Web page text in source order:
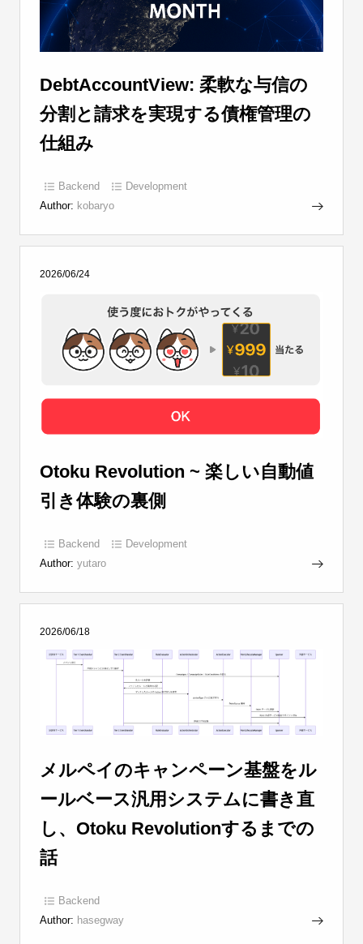
DebtAccountView: 柔軟な与信の
分割と請求を実現する債権管理の
仕組み
Backend
Development
Author: kobaryo
2026/06/24
Otoku Revolution ~ 楽しい自動値
引き体験の裏側
Backend
Development
Author: yutaro
2026/06/18
メルペイのキャンペーン基盤をル
ールベース汎用システムに書き直
し、Otoku Revolutionするまでの
話
Backend
Author: hasegway